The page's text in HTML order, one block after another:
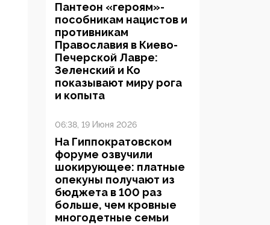
Пантеон «героям»-
пособникам нацистов и
противникам
Православия в Киево-
Печерской Лавре:
Зеленский и Ко
показывают миру рога
и копыта
06:38, 19 Июня 2026
На Гиппократовском
форуме озвучили
шокирующее: платные
опекуны получают из
бюджета в 100 раз
больше, чем кровные
многодетные семьи